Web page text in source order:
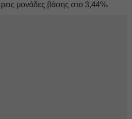
μονάδες βάσης στο 3,44%.